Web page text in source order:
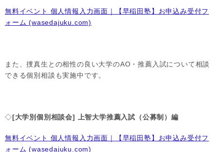
無料イベント 個人情報入力画面｜【早稲田塾】お申込み受付フ
ォーム (wasedajuku.com)
また、捜真生との相性の良い大学のAO・推薦入試について相談
できる個別相談も実施中です。
◇[大学別個別相談会] 上智大学推薦入試（公募制）編
無料イベント 個人情報入力画面｜【早稲田塾】お申込み受付フ
ォーム (wasedajuku.com)